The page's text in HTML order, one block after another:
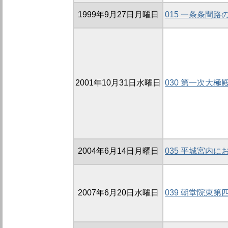
1999年9月27日月曜日 015 一条条間路
2001年10月31日水曜日 030 第一次大極
2004年6月14日月曜日 035 平城宮内に
2007年6月20日水曜日 039 朝堂院東第